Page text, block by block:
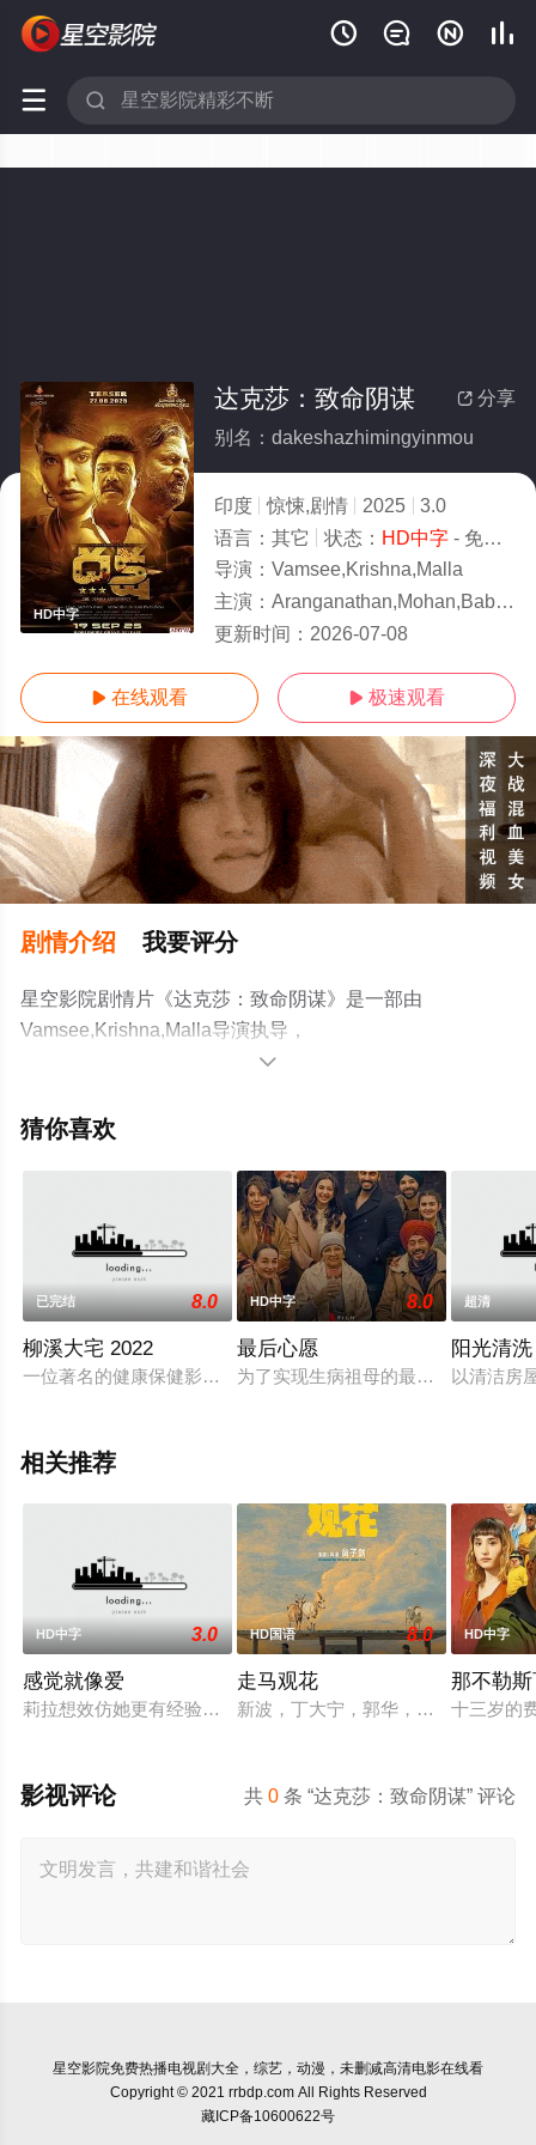
   
 
HD中字
 分享
达克莎：致命阴谋
别名：dakeshazhimingyinmou
印度 惊悚,剧情 2025
3.0
语言： 其它 状态： HD中字- 免费在线观看
导演： Vamsee,Krishna,Malla
主演： Aranganathan,Mohan,Babu,Viswant,Dud
更新时间： 2026-07-08
 在线观看  极速观看
剧情介绍 我要评分
星空影院剧情片《达克莎：致命阴谋》是一部由
Vamsee,Krishna,Malla导演执导，
Aranganathan,Mohan,Babu,Viswant,Duddumpudi,拉克希
手机免费观看高清无删减完整版电影大全就上星空电影

猜你喜欢
已完结 8.0
柳溪大宅 2022
一位著名的健康保健影响者邀请她最近吸毒过量的追随者之一
HD中字 8.0
最后心愿
为了实现生病祖母的最后一个愿望，
超清
阳光清
以清洁房
相关推荐
HD中字 3.0
感觉就像爱
莉拉想效仿她更有经验的最好的朋友的性剥削。她盯着一个会“
HD国语 8.0
走马观花
新波，丁大宁，郭华，程一木他们毕
HD中字
那不勒
十三岁的
共0 条 “达克莎：致命阴谋” 评论
影视评论
星空影院免费热播电视剧大全，综艺，动漫，未删减高清电影在线看
Copyright © 2021 rrbdp.com All Rights Reserved
藏ICP备10600622号